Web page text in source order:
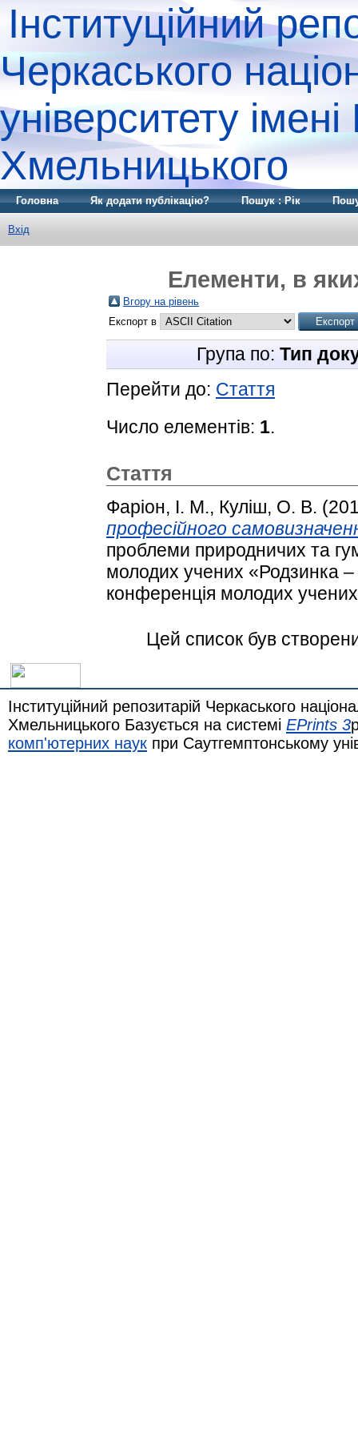
Інституційний
Черкаського
університету
Хмельницького
Головна Як додати публікацію? Пошук : Рік
Вхід
Елементи, в
Вгору на рівень
Експорт в
Група по: Тип
Перейти до: Стаття
Число елементів: 1.
Стаття
Фаріон, І. М., Куліш, О. В.
професійного
проблеми природничих та
молодих учених «Родзинка
конференція молодих
Цей список був
Інституційний репозитарій Черкаського
Хмельницького Базується на системі EPrints 3
комп'ютерних наук при Саутгемптонському